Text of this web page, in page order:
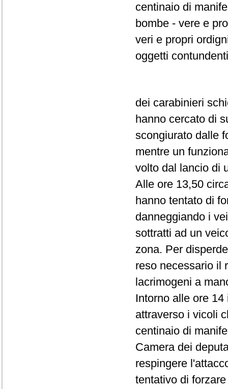
centinaio di
bombe - vere e
veri e propri
oggetti
dei carabinieri
hanno cercato di
scongiurato dalle
mentre un
volto dal lancio di
Alle ore 13,50
hanno tentato di
danneggiando i
sottratti ad un
zona. Per
reso necessario il
lacrimogeni a
Intorno alle ore
attraverso i vicoli
centinaio di
Camera dei
respingere
tentativo di